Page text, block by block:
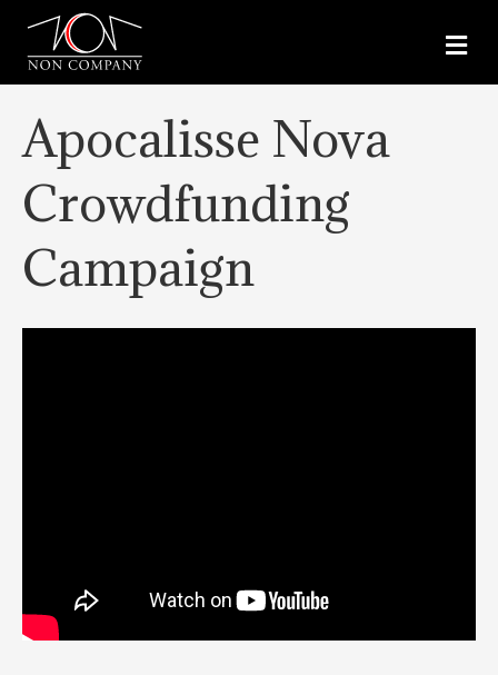
M
E
N
Apocalisse Nova
Crowdfunding
Campaign